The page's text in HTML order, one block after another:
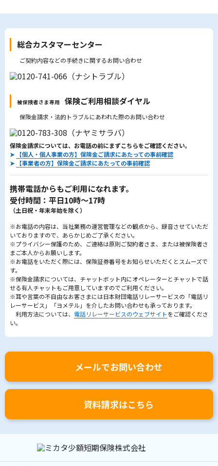
総合カスタマーセンター
ご契約内容などの手続きに関するお問い合わせ
被保険者さま専用 保険ご利用相談ダイヤル
保険金請求・法的トラブルにあわれた際のお問い合わせ
保険金請求については、お電話の前にまずこちらをご確認ください。
➤
【個人・個人事業の方】保険金ご請求にあたっての事前確認
➤
【事業者の方】保険金ご請求にあたっての事前確認
携帯電話からもご利用になれます。
受付時間：平日10時～17時
（土日祝・年末年始を除く）
※お電話の内容は、当社業務の運営管理などの観点から、録音させていただ
いておりますので、あらかじめご了承ください。
※プライバシー保護のため、ご連絡は原則ご契約者さま、または被保険者さ
まご本人からお願いします。
※お電話をいただく際には、保険証券番号をお知らせいただくとスムーズで
す。
※保険金請求については、チャットボット内にオペレーターとチャットで話
せる有人チャットもご用意していますのでご利用ください。
※耳や言葉の不自由なお客さまには日本財団電話リレーサービスの「電話リ
レーサービス」「ヨメテル」を介したお問い合わせも承っております。
利用方法については、 電話リレーサービスのウェブサイトをご確認くださ
い。
メールでお問い合わせ
資料請求はこちら